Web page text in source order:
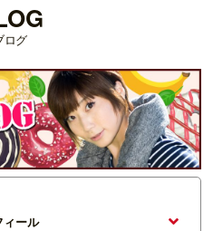
ログ
ィール